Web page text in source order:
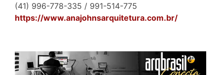
(41) 996-778-335 / 991-514-775
https://www.anajohnsarquitetura.com.br/